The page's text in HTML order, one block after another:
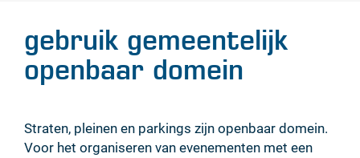
gebruik gemeentelijk
openbaar domein
Straten, pleinen en parkings zijn openbaar domein.
Voor het organiseren van evenementen met een